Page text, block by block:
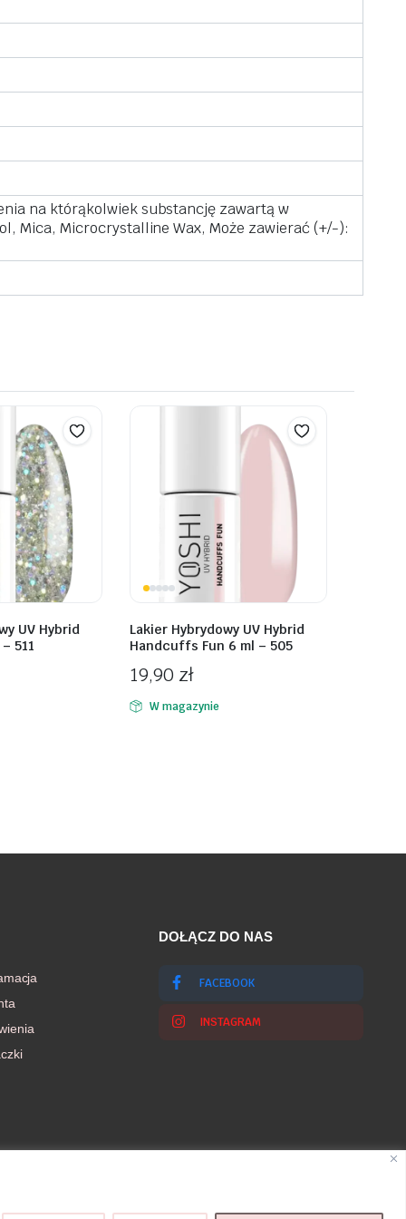
na którąkolwiek substancję zawartą w
Mica, Microcrystalline Wax, Może zawierać (+/-):
UV Hybrid
511
Lakier Hybrydowy UV Hybrid
Handcuffs Fun 6 ml – 505
19,90 zł
W magazynie
DOŁĄCZ DO NAS
FACEBOOK
INSTAGRAM